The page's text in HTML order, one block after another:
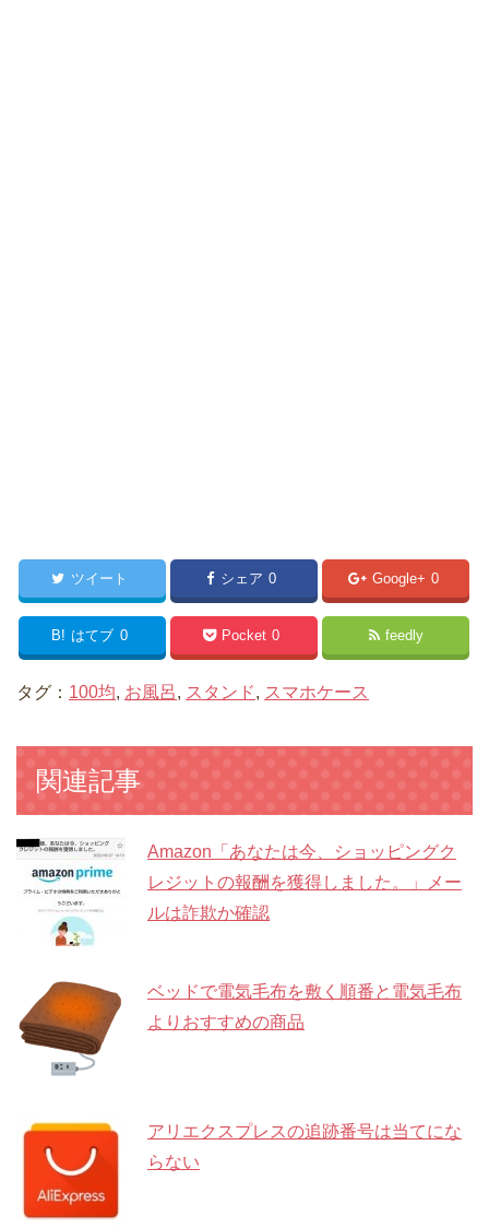
ツイート シェア 0 Google+ 0
B! はてブ 0 Pocket 0 feedly
タグ： 100均, お風呂, スタンド, スマホケース
関連記事
Amazon「あなたは今、ショッピングク
レジットの報酬を獲得しました。」メー
ルは詐欺か確認
ベッドで電気毛布を敷く順番と電気毛布
よりおすすめの商品
アリエクスプレスの追跡番号は当てにな
らない